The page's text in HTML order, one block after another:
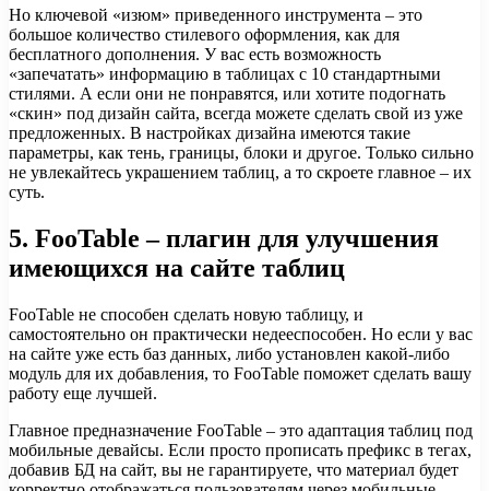
Но ключевой «изюм» приведенного инструмента – это
большое количество стилевого оформления, как для
бесплатного дополнения. У вас есть возможность
«запечатать» информацию в таблицах с 10 стандартными
стилями. А если они не понравятся, или хотите подогнать
«скин» под дизайн сайта, всегда можете сделать свой из уже
предложенных. В настройках дизайна имеются такие
параметры, как тень, границы, блоки и другое. Только сильно
не увлекайтесь украшением таблиц, а то скроете главное – их
суть.
5. FooTable – плагин для улучшения
имеющихся на сайте таблиц
FooTable не способен сделать новую таблицу, и
самостоятельно он практически недееспособен. Но если у вас
на сайте уже есть баз данных, либо установлен какой-либо
модуль для их добавления, то FooTable поможет сделать вашу
работу еще лучшей.
Главное предназначение FooTable – это адаптация таблиц под
мобильные девайсы. Если просто прописать префикс в тегах,
добавив БД на сайт, вы не гарантируете, что материал будет